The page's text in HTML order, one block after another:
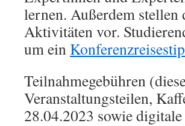
lernen. Außerdem
Aktivitäten vor.
um ein
Teilnahmegebühren
Veranstaltungsteilen,
28.04.2023 sowie